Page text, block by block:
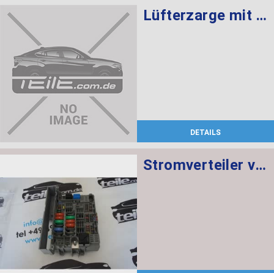
Lüfterzarge mit Lüfter 850W
DETAILS
Stromverteiler vorne